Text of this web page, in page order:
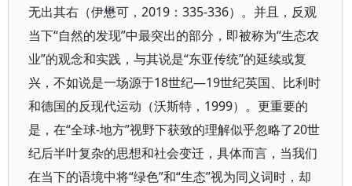
无出其右（伊懋可，2019：335-336）。并且，反观
当下“自然的发现”中最突出的部分，即被称为“生态农
业”的观念和实践，与其说是“东亚传统”的延续或复
兴，不如说是一场源于18世纪—19世纪英国、比利时
和德国的反现代运动（沃斯特，1999）。更重要的
是，在“全球-地方”视野下获致的理解似乎忽略了20世
纪后半叶复杂的思想和社会变迁，具体而言，当我们
在当下的语境中将“绿色”和“生态”视为同义词时，却